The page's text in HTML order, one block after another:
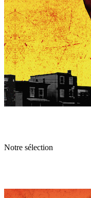
Notre sélection